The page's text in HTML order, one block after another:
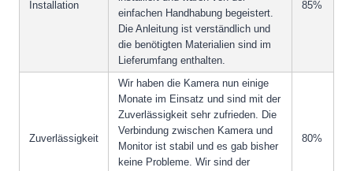
Installation
einfachen Handhabung begeistert.
Die Anleitung ist verständlich und
die benötigten Materialien sind im
Lieferumfang enthalten.
85%
Zuverlässigkeit
Wir haben die Kamera nun einige
Monate im Einsatz und sind mit der
Zuverlässigkeit sehr zufrieden. Die
Verbindung zwischen Kamera und
Monitor ist stabil und es gab bisher
keine Probleme. Wir sind der
80%